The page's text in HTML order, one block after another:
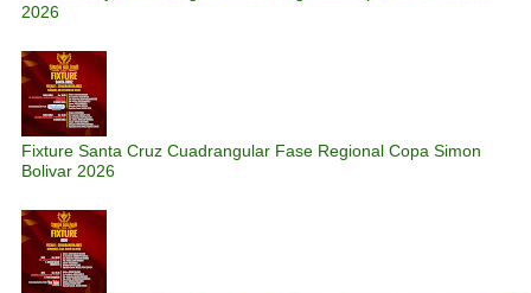
2026
Fixture Santa Cruz Cuadrangular Fase Regional Copa Simon
Bolivar 2026